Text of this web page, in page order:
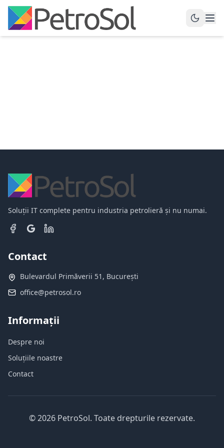
Soluții IT complete pentru industria petrolieră și nu numai.
Contact
Bulevardul Primăverii 51, București
office@petrosol.ro
Informații
Despre noi
Soluțiile noastre
Contact
©2026 PetroSol. Toate drepturile rezervate.